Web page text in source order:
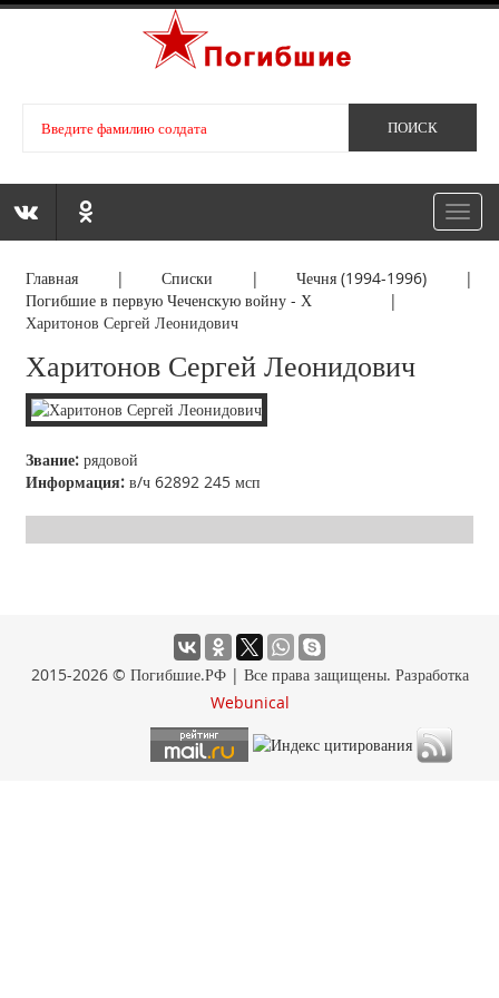
Главная |Списки |Чечня (1994-1996) |
Погибшие в первую Чеченскую войну - Х |
Харитонов Сергей Леонидович
Харитонов Сергей Леонидович
Звание: рядовой
Информация: в/ч 62892 245 мсп
2015-2026 © Погибшие.РФ | Все права защищены. Разработка
Webunical